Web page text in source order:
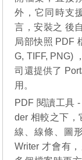
外，它同時支
言，安裝之 後
局部快照 PDF
G, TIFF, PNG)
司還提供了
用。
PDF 閱讀工具
der 相較之下，
線、線條、圖
Writer 才會有